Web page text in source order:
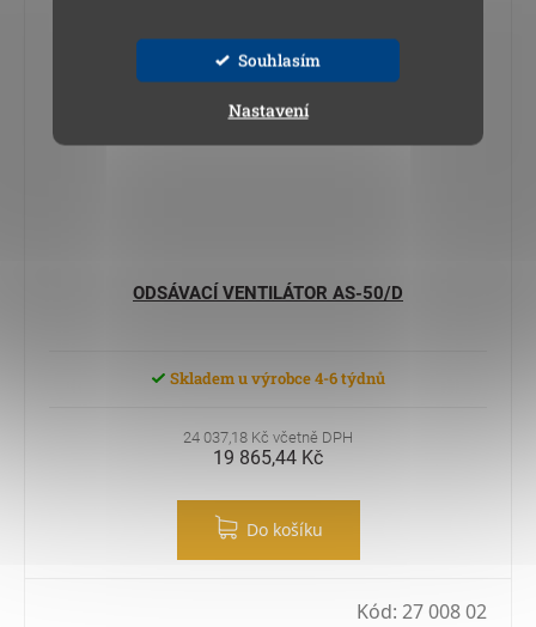
Souhlasím
Nastavení
ODSÁVACÍ VENTILÁTOR AS-50/D
Skladem u výrobce 4-6 týdnů
24 037,18 Kč včetně DPH
19 865,44 Kč
Do košíku
Kód: 27 008 02